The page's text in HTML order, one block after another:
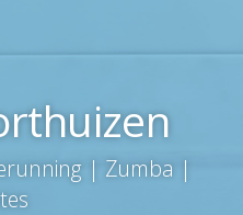
| Zumba |